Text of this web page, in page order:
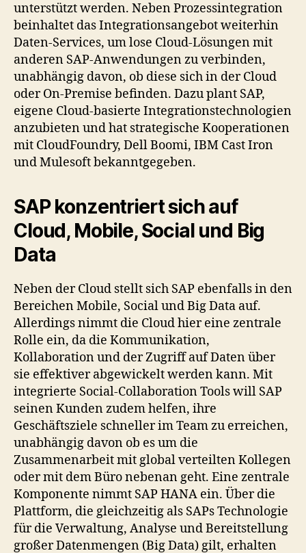
unterstützt werden. Neben Prozessintegration
beinhaltet das Integrationsangebot weiterhin
Daten-Services, um lose Cloud-Lösungen mit
anderen SAP-Anwendungen zu verbinden,
unabhängig davon, ob diese sich in der Cloud
oder On-Premise befinden. Dazu plant SAP,
eigene Cloud-basierte Integrationstechnologien
anzubieten und hat strategische Kooperationen
mit CloudFoundry, Dell Boomi, IBM Cast Iron
und Mulesoft bekanntgegeben.
SAP konzentriert sich auf
Cloud, Mobile, Social und Big
Data
Neben der Cloud stellt sich SAP ebenfalls in den
Bereichen Mobile, Social und Big Data auf.
Allerdings nimmt die Cloud hier eine zentrale
Rolle ein, da die Kommunikation,
Kollaboration und der Zugriff auf Daten über
sie effektiver abgewickelt werden kann. Mit
integrierte Social-Collaboration Tools will SAP
seinen Kunden zudem helfen, ihre
Geschäftsziele schneller im Team zu erreichen,
unabhängig davon ob es um die
Zusammenarbeit mit global verteilten Kollegen
oder mit dem Büro nebenan geht. Eine zentrale
Komponente nimmt SAP HANA ein. Über die
Plattform, die gleichzeitig als SAPs Technologie
für die Verwaltung, Analyse und Bereitstellung
großer Datenmengen (Big Data) gilt, erhalten